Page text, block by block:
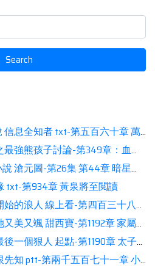
知者 txt-第五百六十章 萬華鏡的野望鑒賞
孩子討論-第349章：血腥廝殺讀書
圖-第26集 第44章 暗星會的襲殺展示
txt-第934章 黃泉將至閲讀
人 線上看-第四百三十八章：援助熱推
寶-第1192章 家屬不可以，唯一的道侶能帶鑒賞
狠人 起點-第1190章 太子的困苦展示
ptt-第兩千五百七十一章 小意外相伴